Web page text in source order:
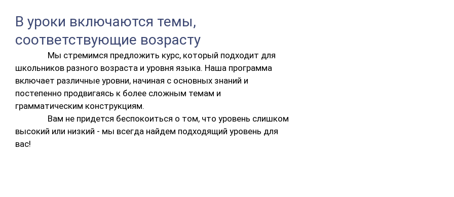
В уроки включаются темы,
соответствующие возрасту
Мы стремимся предложить курс, который подходит для
школьников разного возраста и уровня языка. Наша программа
включает различные уровни, начиная с основных знаний и
постепенно продвигаясь к более сложным темам и
грамматическим конструкциям.
Вам не придется беспокоиться о том, что уровень слишком
высокий или низкий - мы всегда найдем подходящий уровень для
вас!